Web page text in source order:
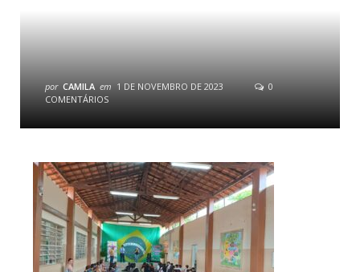
por CAMILA em 1 DE NOVEMBRO DE 2023
0
COMENTÁRIOS